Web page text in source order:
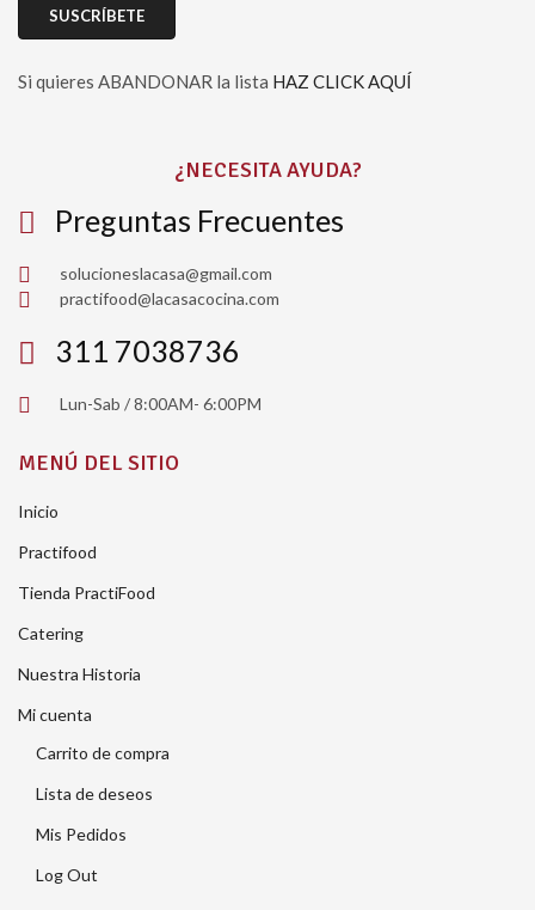
Si quieres ABANDONAR la lista HAZ CLICK AQUÍ
¿NECESITA AYUDA?
Preguntas Frecuentes
solucioneslacasa@gmail.com
practifood@lacasacocina.com
311 7038736
Lun-Sab / 8:00AM- 6:00PM
MENÚ DEL SITIO
Inicio
Practifood
Tienda PractiFood
Catering
Nuestra Historia
Mi cuenta
Carrito de compra
Lista de deseos
Mis Pedidos
Log Out